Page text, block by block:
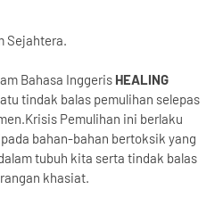
Sejahtera.
Bahasa Inggeris HEALING
tindak balas pemulihan selepas
Pemulihan ini berlaku
bahan-bahan bertoksik yang
tubuh kita serta tindak balas
khasiat.